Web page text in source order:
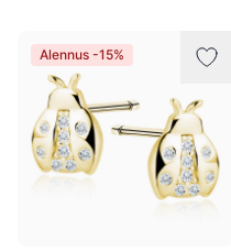
Alennus -15%